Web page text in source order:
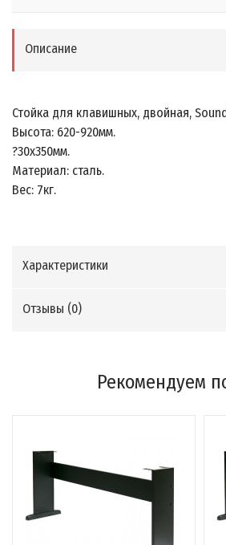
Описание
Стойка для клавишных, двойная,
Высота: 620-920мм.
?30x350мм.
Материал: сталь.
Вес: 7кг.
Характеристики
Отзывы (0)
Рекомендуем